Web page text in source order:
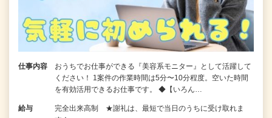
仕事内容
おうちでお仕事ができる『美容系モニター』として活躍して
ください！ 1案件の作業時間は5分〜10分程度。空いた時間
を有効活用できるお仕事です。 ◆【いろん…
給与
完全出来高制 ★謝礼は、最短で当日のうちに受け取れま